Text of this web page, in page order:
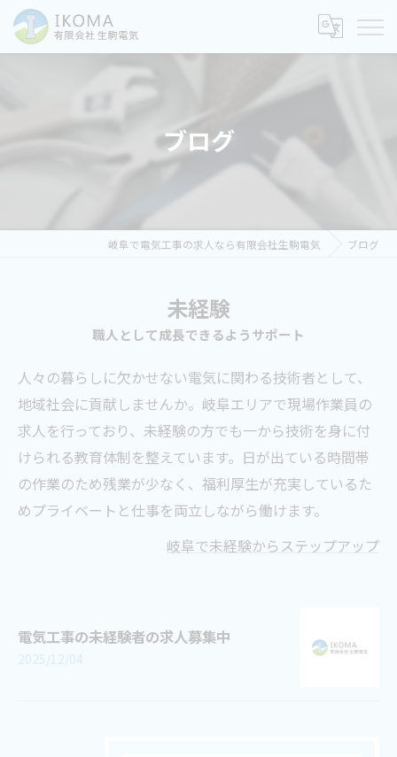
ブログ
岐阜で電気工事の求人なら有限会社生駒電気 ブログ
未経験
職人として成長できるようサポート
人々の暮らしに欠かせない電気に関わる技術者として、
地域社会に貢献しませんか。岐阜エリアで現場作業員の
求人を行っており、未経験の方でも一から技術を身に付
けられる教育体制を整えています。日が出ている時間帯
の作業のため残業が少なく、福利厚生が充実しているた
めプライベートと仕事を両立しながら働けます。
岐阜で未経験からステップアップ
電気工事の未経験者の求人募集中
2025/12/04